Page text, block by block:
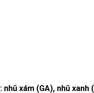
xám (GA), nhũ xanh